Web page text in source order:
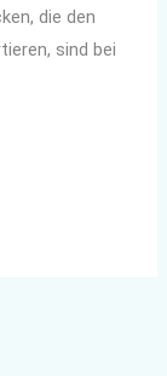
die den
sind bei